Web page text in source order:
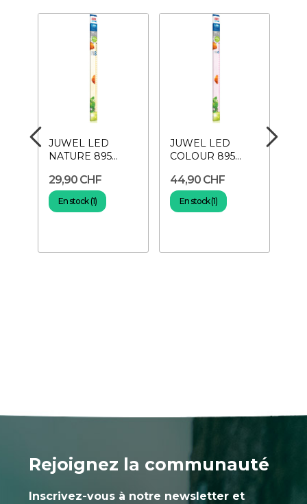
JUWEL LED
NATURE 895
Tube LED
29,90 CHF
En stock (1)
JUWEL LED
COLOUR 895
Tube LED
44,90 CHF
En stock (1)
Rejoignez la communauté
Inscrivez-vous à notre newsletter et